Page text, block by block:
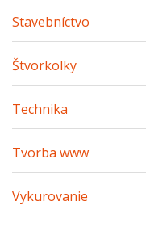
Stavebníctvo
Štvorkolky
Technika
Tvorba www
Vykurovanie